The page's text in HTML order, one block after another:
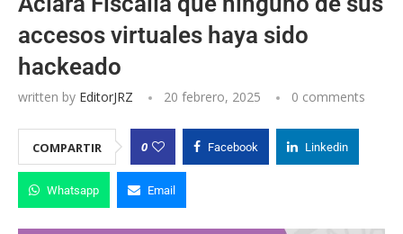
accesos virtuales haya sido
hackeado
written by EditorJRZ 20 febrero, 2025 0 comments
COMPARTIR 0 Facebook Linkedin
Whatsapp Email